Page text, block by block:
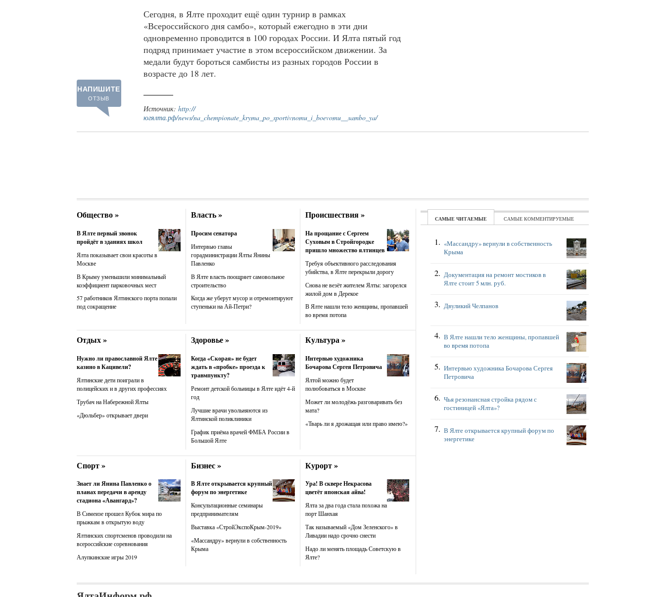
Сегодня, в Ялте проходит ещё один турнир в рамках
«Всероссийского дня самбо», который ежегодно в эти дни
одновременно проводится в 100 городах России. И Ялта пятый год
подряд принимает участие в этом всероссийском движении. За
медали будут бороться самбисты из разных городов России в
возрасте до 18 лет.
Источник: http://
югялта.рф/news/na_chempionate_kryma_po_sportivnomu_i_boevomu__sambo_ya/
НАПИШИТЕ
ОТЗЫВ
Общество »
В Ялте первый звонок
пройдёт в зданиях школ
Ялта показывает свои красоты в
Москве
В Крыму уменьшили минимальный
коэффициент парковочных мест
57 работников Ялтинского порта попали
под сокращение
Власть »
Просим сенатора
Интервью главы
горадминистрации Ялты Янины
Павленко
В Ялте власть поощряет самовольное
строительство
Когда же уберут мусор и отремонтируют
ступеньки на Ай-Петри?
Происшествия »
На прощание с Сергеем
Суховым в Стройгородке
пришло множество ялтинцев
Требуя объективного расследования
убийства, в Ялте перекрыли дорогу
Снова не везёт жителем Ялты: загорелся
жилой дом в Дерекое
В Ялте нашли тело женщины, пропавшей
во время потопа
Отдых »
Нужно ли православной Ялте
казино в Кацивели?
Ялтинские дети поиграли в
полицейских и в других профессиях
Трубач на Набережной Ялты
«Дюльбер» открывает двери
Здоровье »
Когда «Скорая» не будет
ждать в «пробке» проезда к
травмпункту?
Ремонт детской больницы в Ялте идёт 4-й
год
Лучшие врачи увольняются из
Ялтинской поликлиники
График приёма врачей ФМБА России в
Большой Ялте
Культура »
Интервью художника
Бочарова Сергея Петровича
Ялтой можно будет
полюбоваться в Москве
Может ли молодёжь разговаривать без
мата?
«Тварь ли я дрожащая или право имею?»
Спорт »
Знает ли Янина Павленко о
планах передачи в аренду
стадиона «Авангард»?
В Симеизе прошел Кубок мира по
прыжкам в открытую воду
Ялтинских спортсменов проводили на
всероссийские соревнования
Алупкинские игры 2019
Бизнес »
В Ялте открывается крупный
форум по энергетике
Консультационные семинары
предпринимателям
Выставка «СтройЭкспоКрым-2019»
«Массандру» вернули в собственность
Крыма
Курорт »
Ура! В сквере Некрасова
цветёт японская айва!
Ялта за два года стала похожа на
порт Шанхая
Так называемый «Дом Зеленского» в
Ливадии надо срочно снести
Надо ли менять площадь Советскую в
Ялте?
ЧИТАЕМЫЕ КОММЕНТИРУЕМЫЕ
«Массандру» вернули в собственность
Крыма
Документация на ремонт мостиков в
Ялте стоит 5 млн. руб.
Двуликий Челпанов
В Ялте нашли тело женщины, пропавшей
во время потопа
Интервью художника Бочарова Сергея
Петровича
Чья резонансная стройка рядом с
гостиницей «Ялта»?
В Ялте открывается крупный форум по
энергетике